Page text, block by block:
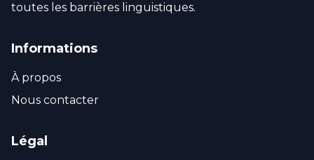
toutes les barrières linguistiques.
Informations
À propos
Nous contacter
Légal